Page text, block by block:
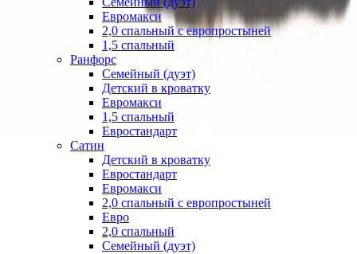
Евромакси
2,0 спальный с европростыней
1,5 спальный
Ранфорс
Семейный (дуэт)
Детский в кроватку
Евромакси
1,5 спальный
Евростандарт
Сатин
Детский в кроватку
Евростандарт
Евромакси
2,0 спальный с европростыней
Евро
2,0 спальный
Семейный (дуэт)